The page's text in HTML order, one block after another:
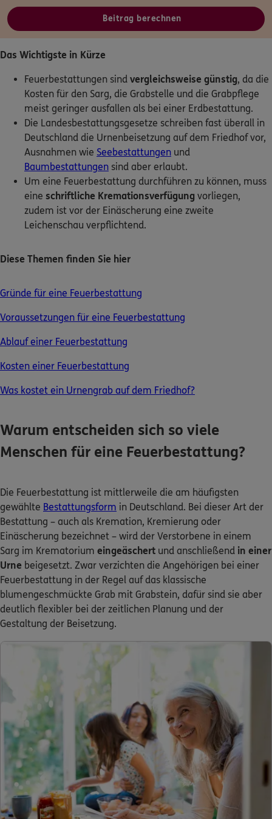
Schaden- oder Leistungsfall melden
Kontakt
Meine Versicherungen
Sehen Sie auf einen Blick Ihre Versicherungen bei ERGO,
dem ERGO Rechtsschutz und der DKV.
Schaden- oder Leistungsfall melden
Bequem online oder telefonisch.
0800 / 3746 095
ERGO Berater finden
Kundenportal Log-in
Beitrag berechnen
Das Wichtigste in Kürze
Feuerbestattungen sind vergleichsweise günstig, da die
Kosten für den Sarg, die Grabstelle und die Grabpflege
meist geringer ausfallen als bei einer Erdbestattung.
Die Landesbestattungsgesetze schreiben fast überall in
Deutschland die Urnenbeisetzung auf dem Friedhof vor,
Ausnahmen wie Seebestattungen und
Baumbestattungen sind aber erlaubt.
Um eine Feuerbestattung durchführen zu können, muss
eine schriftliche Kremationsverfügung vorliegen,
zudem ist vor der Einäscherung eine zweite
Leichenschau verpflichtend.
Diese Themen finden Sie hier
Gründe für eine Feuerbestattung
Voraussetzungen für eine Feuerbestattung
Ablauf einer Feuerbestattung
Kosten einer Feuerbestattung
Was kostet ein Urnengrab auf dem Friedhof?
Warum entscheiden sich so viele
Menschen für eine Feuerbestattung?
Die Feuerbestattung ist mittlerweile die am häufigsten
gewählte Bestattungsform in Deutschland. Bei dieser Art der
Bestattung – auch als Kremation, Kremierung oder
Einäscherung bezeichnet – wird der Verstorbene in einem
Sarg im Krematorium eingeäschert und anschließend in einer
Urne beigesetzt. Zwar verzichten die Angehörigen bei einer
Feuerbestattung in der Regel auf das klassische
blumengeschmückte Grab mit Grabstein, dafür sind sie aber
deutlich flexibler bei der zeitlichen Planung und der
Gestaltung der Beisetzung.